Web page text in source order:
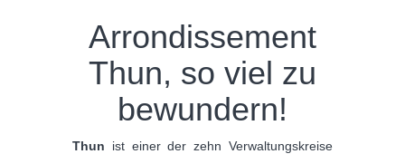
Arrondissement
Thun, so viel zu
bewundern!
Thun ist einer der zehn Verwaltungskreise